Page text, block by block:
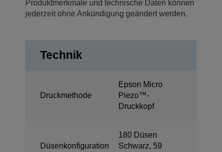
Produktmerkmale und technische Daten können
jederzeit ohne Ankündigung geändert werden.
Technik
Druckmethode
Epson Micro
Piezo™-
Druckkopf
Düsenkonfiguration
180 Düsen
Schwarz, 59